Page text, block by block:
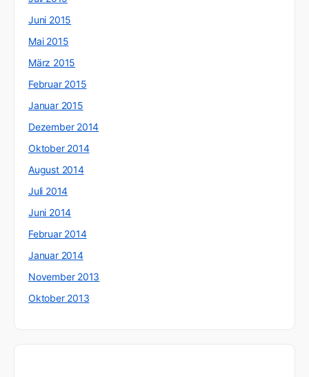
Juni 2015
Mai 2015
März 2015
Februar 2015
Januar 2015
Dezember 2014
Oktober 2014
August 2014
Juli 2014
Juni 2014
Februar 2014
Januar 2014
November 2013
Oktober 2013